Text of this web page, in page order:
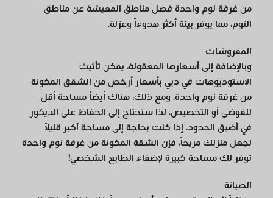
من غرفة نوم واحدة فصل مناطق المعيشة عن مناطق
النوم، مما يوفر بيئة أكثر هدوءاً وعزلة.
المفروشات
وبالإضافة إلى أسعارها المعقولة، يمكن تأثيث
الاستوديوهات في دبي بأسعار أرخص من الشقق المكونة
من غرفة نوم واحدة. ومع ذلك، هناك أيضاً مساحة أقل
للفوضى أو التخصيص، لذا ستحتاج إلى الحفاظ على الديكور
في أضيق الحدود. إذا كنت بحاجة إلى مساحة أكبر قليلاً
لجعل منزلك مريحاً، فإن الشقة المكونة من غرفة نوم واحدة
توفر لك مساحة كبيرة لإضفاء الطابع الشخصي!
الصيانة